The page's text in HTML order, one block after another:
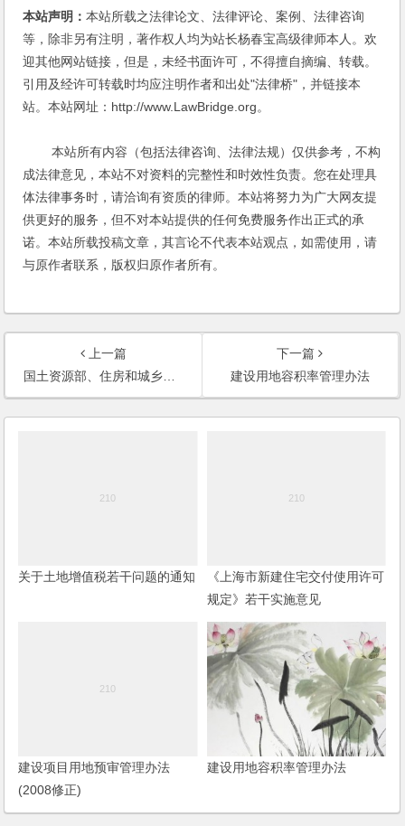
本站声明：本站所载之法律论文、法律评论、案例、法律咨询
等，除非另有注明，著作权人均为站长杨春宝高级律师本人。欢
迎其他网站链接，但是，未经书面许可，不得擅自摘编、转载。
引用及经许可转载时均应注明作者和出处"法律桥"，并链接本
站。本站网址：http://www.LawBridge.org。
本站所有内容（包括法律咨询、法律法规）仅供参考，不构
成法律意见，本站不对资料的完整性和时效性负责。您在处理具
体法律事务时，请洽询有资质的律师。本站将努力为广大网友提
供更好的服务，但不对本站提供的任何免费服务作出正式的承
诺。本站所载投稿文章，其言论不代表本站观点，如需使用，请
与原作者联系，版权归原作者所有。
上一篇
国土资源部、住房和城乡建设部关于进一步加强房地产用地和建设管理调控的通知
下一篇
建设用地容积率管理办法
关于土地增值税若干问题的通知
《上海市新建住宅交付使用许可
规定》若干实施意见
建设项目用地预审管理办法
(2008修正)
建设用地容积率管理办法